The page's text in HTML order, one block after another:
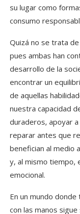
su lugar como
consumo
Quizá no se trata
pues ambas han
desarrollo de la
encontrar un
de aquellas
nuestra capacidad
duraderos, apoyar
reparar antes que
benefician al medio
y, al mismo tiempo,
emocional.
En un mundo
con las manos